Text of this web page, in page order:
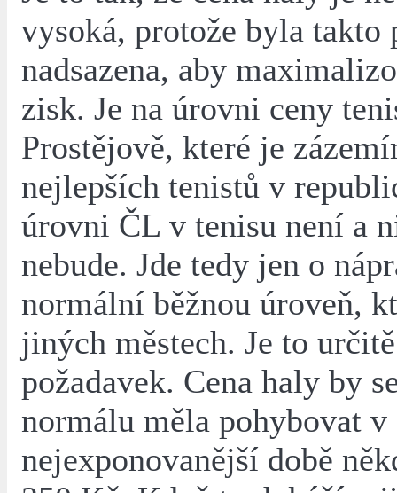
vysoká, protože byla takto
nadsazena, aby
zisk. Je na úrovni ceny
Prostějově, které je
nejlepších tenistů v
úrovni ČL v tenisu není a
nebude. Jde tedy jen o
normální běžnou úroveň,
jiných městech. Je to
požadavek. Cena haly by
normálu měla pohybovat v
nejexponovanější době